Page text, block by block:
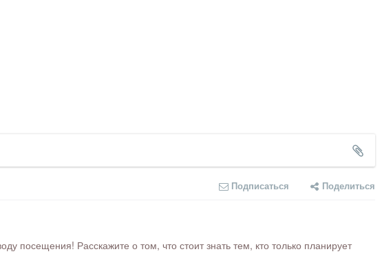
Подписаться Поделиться
Расскажите о том, что стоит знать тем, кто только планирует